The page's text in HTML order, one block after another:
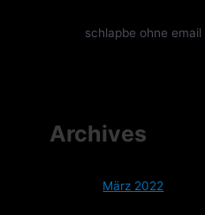
schlapbe ohne email
Archives
März 2022